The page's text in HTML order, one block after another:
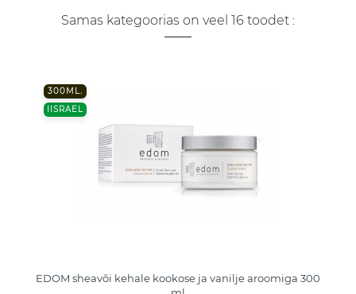
Samas kategoorias on veel 16 toodet :
300ML.
IISRAEL
EDOM sheavõi kehale kookose ja vanilje aroomiga 300